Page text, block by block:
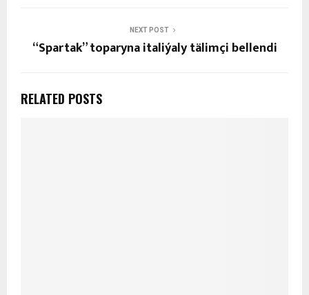
NEXT POST
“Spartak” toparyna italiýaly tälimçi bellendi
RELATED POSTS